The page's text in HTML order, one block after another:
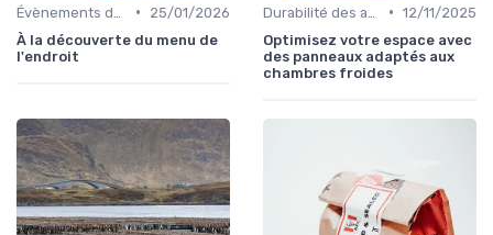
•
25/01/2026
À la découverte du menu de
l'endroit
• 12/11/2025
Optimisez votre espace avec
des panneaux adaptés aux
chambres froides